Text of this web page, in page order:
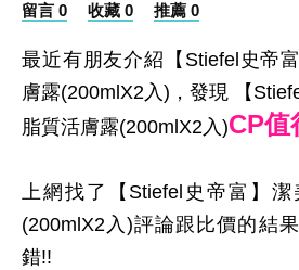
留言 0 收藏 0 推薦 0
最近有朋友介紹【Stiefel史帝
膚露(200mlX2入)，發現 【
脂質活膚露(200mlX2入)CP值
上網找了【Stiefel史帝富】
(200mlX2入)評論跟比價的結
錯!!